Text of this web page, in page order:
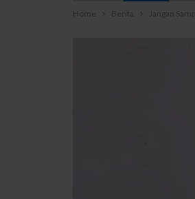
Home Berita Jangan